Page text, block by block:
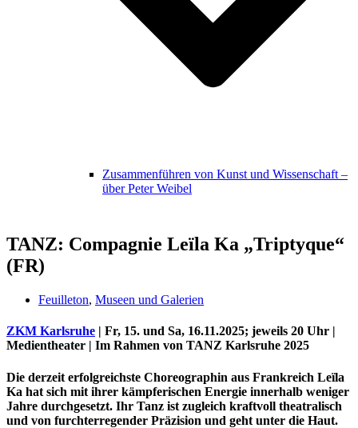
Zusammenführen von Kunst und Wissenschaft –
über Peter Weibel
TANZ: Compagnie Leïla Ka „Triptyque“
(FR)
Feuilleton, Museen und Galerien
ZKM Karlsruhe | Fr, 15. und Sa, 16.11.2025; jeweils 20 Uhr |
Medientheater | Im Rahmen von TANZ Karlsruhe 2025
Die derzeit erfolgreichste Choreographin aus Frankreich Leïla
Ka hat sich mit ihrer kämpferischen Energie innerhalb weniger
Jahre durchgesetzt. Ihr Tanz ist zugleich kraftvoll theatralisch
und von furchterregender Präzision und geht unter die Haut.